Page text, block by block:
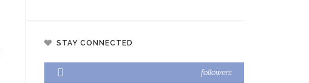
STAY CONNECTED
followers